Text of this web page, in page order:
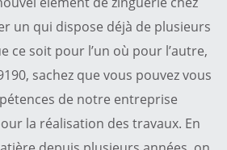
un qui dispose déjà de plusieurs
ce soit pour l’un où pour l’autre,
sachez que vous pouvez vous
de notre entreprise
la réalisation des travaux. En